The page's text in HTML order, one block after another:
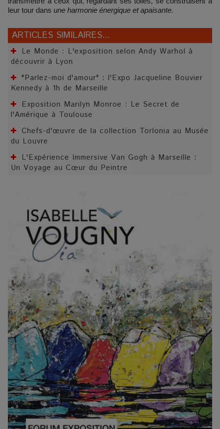
leur tour dans une harmonie énergique et apaisante.
ARTICLES SIMILAIRES...
Le Monde : L'exposition selon Andy Warhol à
découvrir à Lyon
"Parlez-moi d'amour" : l'Expo Jacqueline Bouvier
Kennedy à 1h de Marseille
Exposition Marilyn Monroe : Le Secret de
l'Amérique à Toulouse
Chefs-d'œuvre de la collection Torlonia au Musée
du Louvre
L'Expérience Immersive Van Gogh à Marseille :
Un Voyage au Cœur du Peintre